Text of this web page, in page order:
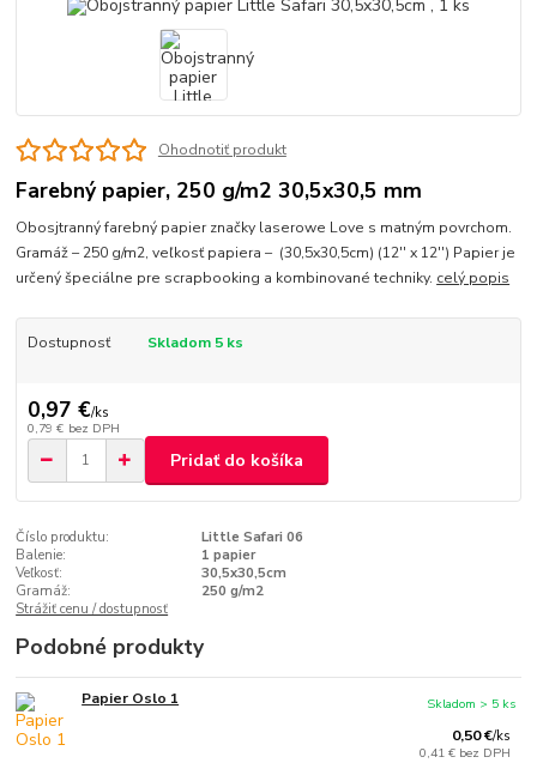
Ohodnotiť produkt
Farebný papier, 250 g/m2 30,5x30,5 mm
Obosjtranný farebný papier značky laserowe Love s matným povrchom.
Gramáž – 250 g/m2, veľkosť papiera – (30,5x30,5cm) (12'' x 12'') Papier je
určený špeciálne pre scrapbooking a kombinované techniky. celý popis
Dostupnosť Skladom 5 ks
0,97 €/ks
0,79 € bez DPH
Pridať do košíka
Číslo produktu:
Little Safari 06
Balenie:
1 papier
Veľkosť:
30,5x30,5cm
Gramáž:
250 g/m2
Strážiť cenu / dostupnosť
Podobné produkty
Papier Oslo 1
0,50 €/ks
0,41 € bez DPH
Skladom > 5 ks